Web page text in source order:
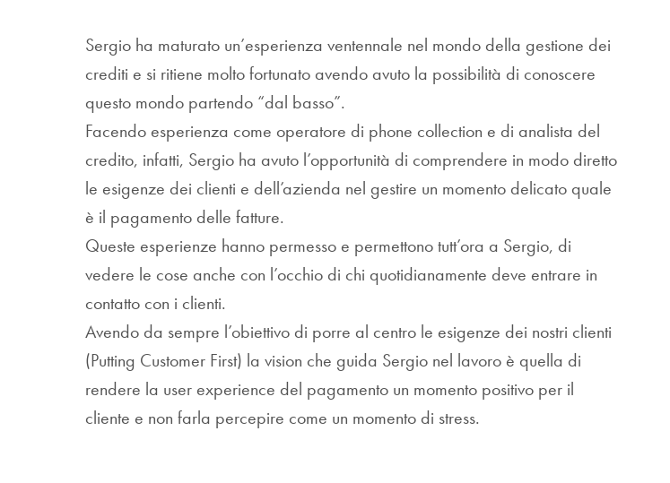
Sergio ha maturato un’esperienza ventennale nel mondo della gestione dei
crediti e si ritiene molto fortunato avendo avuto la possibilità di conoscere
questo mondo partendo “dal basso”.
Facendo esperienza come operatore di phone collection e di analista del
credito, infatti, Sergio ha avuto l’opportunità di comprendere in modo diretto
le esigenze dei clienti e dell’azienda nel gestire un momento delicato quale
è il pagamento delle fatture.
Queste esperienze hanno permesso e permettono tutt’ora a Sergio, di
vedere le cose anche con l’occhio di chi quotidianamente deve entrare in
contatto con i clienti.
Avendo da sempre l’obiettivo di porre al centro le esigenze dei nostri clienti
(Putting Customer First) la vision che guida Sergio nel lavoro è quella di
rendere la user experience del pagamento un momento positivo per il
cliente e non farla percepire come un momento di stress.